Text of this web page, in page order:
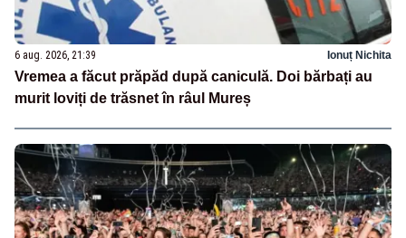
6 aug. 2026, 21:39 Ionuț Nichita
Vremea a făcut prăpăd după caniculă. Doi bărbați au
murit loviți de trăsnet în râul Mureș